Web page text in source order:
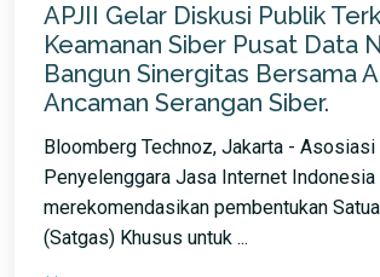
APJII Gelar Diskusi Publik
Keamanan Siber Pusat Data
Bangun Sinergitas Bersama
Ancaman Serangan Siber.
Bloomberg Technoz, Jakarta - Asosiasi
Penyelenggara Jasa Internet Indonesia
merekomendasikan pembentukan
(Satgas) Khusus untuk ...